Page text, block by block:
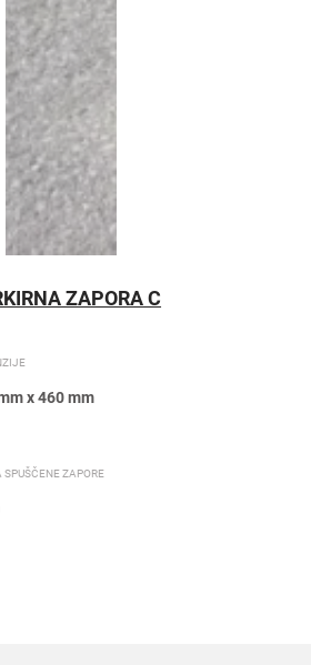
ZAPORA C
x 460 mm
SPUŠČENE ZAPORE